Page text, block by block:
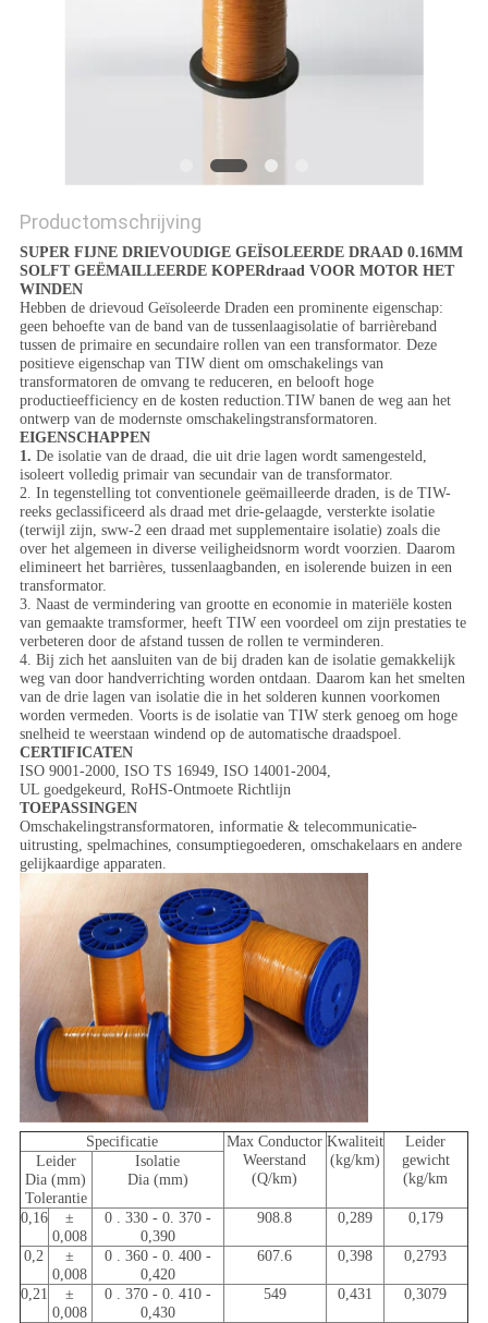
Productomschrijving
SUPER FIJNE DRIEVOUDIGE GEÏSOLEERDE DRAAD 0.16MM
SOLFT GEËMAILLEERDE KOPERdraad VOOR MOTOR HET
WINDEN
Hebben de drievoud Geïsoleerde Draden een prominente eigenschap:
geen behoefte van de band van de tussenlaagisolatie of barrièreband
tussen de primaire en secundaire rollen van een transformator. Deze
positieve eigenschap van TIW dient om omschakelings van
transformatoren de omvang te reduceren, en belooft hoge
productieefficiency en de kosten reduction.TIW banen de weg aan het
ontwerp van de modernste omschakelingstransformatoren.
EIGENSCHAPPEN
1. De isolatie van de draad, die uit drie lagen wordt samengesteld,
isoleert volledig primair van secundair van de transformator.
2. In tegenstelling tot conventionele geëmailleerde draden, is de TIW-
reeks geclassificeerd als draad met drie-gelaagde, versterkte isolatie
(terwijl zijn, sww-2 een draad met supplementaire isolatie) zoals die
over het algemeen in diverse veiligheidsnorm wordt voorzien. Daarom
elimineert het barrières, tussenlaagbanden, en isolerende buizen in een
transformator.
3. Naast de vermindering van grootte en economie in materiële kosten
van gemaakte tramsformer, heeft TIW een voordeel om zijn prestaties te
verbeteren door de afstand tussen de rollen te verminderen.
4. Bij zich het aansluiten van de bij draden kan de isolatie gemakkelijk
weg van door handverrichting worden ontdaan. Daarom kan het smelten
van de drie lagen van isolatie die in het solderen kunnen voorkomen
worden vermeden. Voorts is de isolatie van TIW sterk genoeg om hoge
snelheid te weerstaan windend op de automatische draadspoel.
CERTIFICATEN
ISO 9001-2000, ISO TS 16949, ISO 14001-2004,
UL goedgekeurd, RoHS-Ontmoete Richtlijn
TOEPASSINGEN
Omschakelingstransformatoren, informatie & telecommunicatie-
uitrusting, spelmachines, consumptiegoederen, omschakelaars en andere
gelijkaardige apparaten.
Specificatie
Max Conductor
Weerstand
(Q/km)
Kwaliteit
(kg/km)
Leider
gewicht
(kg/km
Leider
Dia (mm)
Tolerantie
Isolatie
Dia (mm)
0,16
±
0,008
0 . 330 - 0. 370 -
0,390
908.8 0,289 0,179
0,2
±
0,008
0 . 360 - 0. 400 -
0,420
607.6 0,398 0,2793
0,21
±
0,008
0 . 370 - 0. 410 -
0,430
549 0,431 0,3079